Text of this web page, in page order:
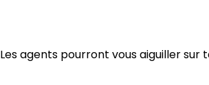
Les agents pourront vous aiguiller sur